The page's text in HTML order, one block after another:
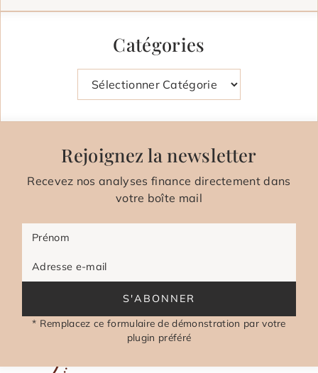
Catégories
Rejoignez la newsletter
Recevez nos analyses finance directement dans
votre boîte mail
Prénom
Adresse e-mail
S'ABONNER
* Remplacez ce formulaire de démonstration par votre
plugin préféré